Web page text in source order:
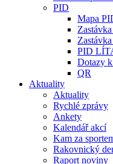
PID
Mapa
PID
Dotazy
QR
Aktuality
Aktuality
Rychlé zprávy
Ankety
Kalendář akcí
Kam za
Rakovnický
Raport noviny